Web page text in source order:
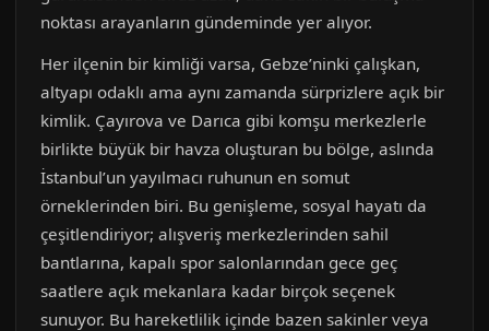
noktası arayanların gündeminde yer alıyor.
Her ilçenin bir kimliği varsa, Gebze’ninki çalışkan,
altyapı odaklı ama aynı zamanda sürprizlere açık bir
kimlik. Çayırova ve Darıca gibi komşu merkezlerle
birlikte büyük bir havza oluşturan bu bölge, aslında
İstanbul’un yayılmacı ruhunun en somut
örneklerinden biri. Bu genişleme, sosyal hayatı da
çeşitlendiriyor; alışveriş merkezlerinden sahil
bantlarına, kapalı spor salonlarından gece geç
saatlere açık mekanlara kadar birçok seçenek
sunuyor. Bu hareketlilik içinde bazen sakinler veya